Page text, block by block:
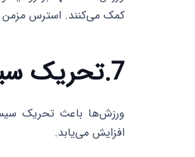
کمک می‌کنند. استرس مزمن
7.تحریک سیستم ایمنی بدن
ورزش‌ها باعث تحریک
افزایش می‌یابد.